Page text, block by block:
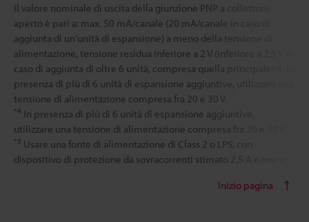
Il valore nominale di uscita della giunzione PNP a collettore
aperto è pari a: max. 50 mA/canale (20 mA/canale in caso di
aggiunta di un'unità di espansione) a meno della tensione di
alimentazione, tensione residua inferiore a 2 V (inferiore a 2,5 V in
caso di aggiunta di oltre 6 unità, compresa quella principale) 4. In
presenza di più di 6 unità di espansione aggiuntive, utilizzare una
tensione di alimentazione compresa fra 20 e 30 V.
*4 In presenza di più di 6 unità di espansione aggiuntive,
utilizzare una tensione di alimentazione compresa fra 20 e 30 V.
*5 Usare una fonte di alimentazione di Class 2 o LPS, con
dispositivo di protezione da sovracorrenti stimato 2,5 A o meno.
Inizio pagina